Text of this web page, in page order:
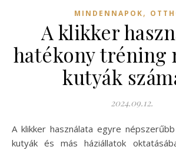
MINDENNAPOK,
A klikker
hatékony tréning
kutyák
2024.09.12.
A klikker használata egyre népszerűbb módszerré vált a
kutyák és más háziállatok